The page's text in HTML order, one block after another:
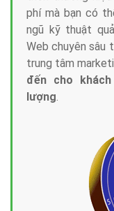
Tại sao chọn
Marketing
Công ty Việt